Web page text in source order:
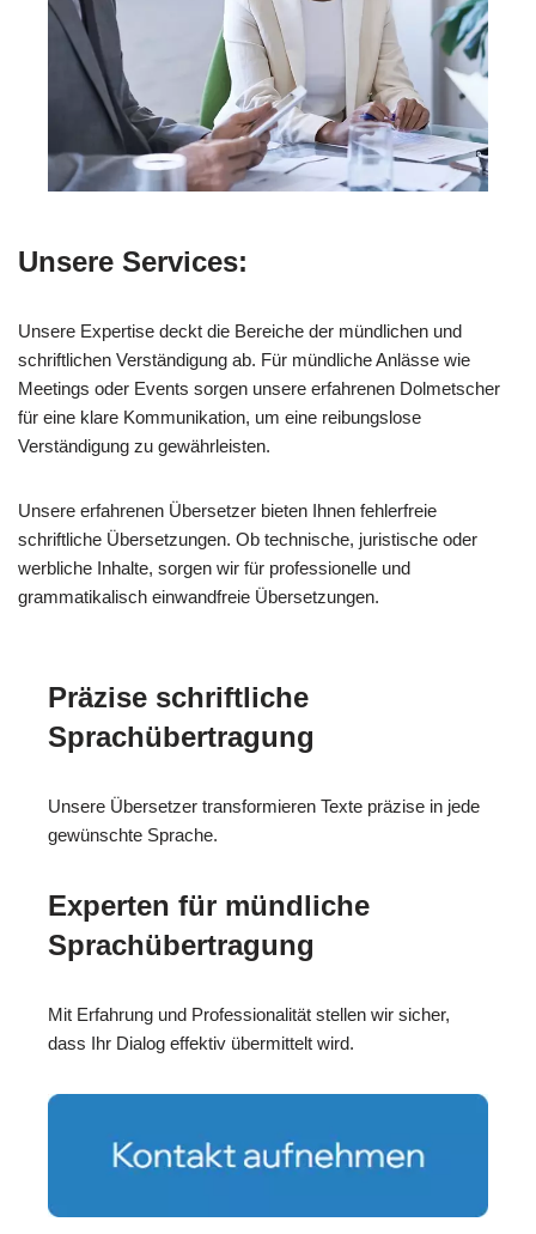
Unsere Services:
Unsere Expertise deckt die Bereiche der mündlichen und
schriftlichen Verständigung ab. Für mündliche Anlässe wie
Meetings oder Events sorgen unsere erfahrenen Dolmetscher
für eine klare Kommunikation, um eine reibungslose
Verständigung zu gewährleisten.
Unsere erfahrenen Übersetzer bieten Ihnen fehlerfreie
schriftliche Übersetzungen. Ob technische, juristische oder
werbliche Inhalte, sorgen wir für professionelle und
grammatikalisch einwandfreie Übersetzungen.
Präzise schriftliche
Sprachübertragung
Unsere Übersetzer transformieren Texte präzise in jede
gewünschte Sprache.
Experten für mündliche
Sprachübertragung
Mit Erfahrung und Professionalität stellen wir sicher,
dass Ihr Dialog effektiv übermittelt wird.